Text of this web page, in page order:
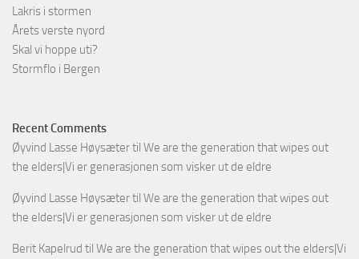
Lakris i stormen
Årets verste nyord
Skal vi hoppe uti?
Stormflo i Bergen
Recent Comments
Øyvind Lasse Høysætertil We are the generation that wipes out
the elders|Vi er generasjonen som visker ut de eldre
Øyvind Lasse Høysætertil We are the generation that wipes out
the elders|Vi er generasjonen som visker ut de eldre
Berit Kapelrud til We are the generation that wipes out the elders|Vi